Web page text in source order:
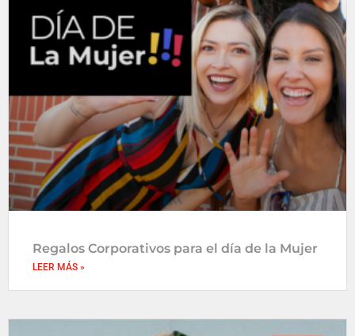
Regalos Corporativos para el día de la Mujer
LEER MÁS »